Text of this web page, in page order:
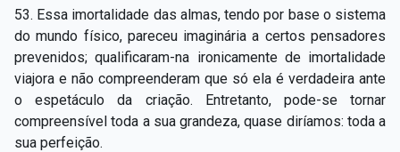
53. Essa imortalidade das almas, tendo por base o sistema
do mundo físico, pareceu imaginária a certos pensadores
prevenidos; qualificaram-na ironicamente de imortalidade
viajora e não compreenderam que só ela é verdadeira ante
o espetáculo da criação. Entretanto, pode-se tornar
compreensível toda a sua grandeza, quase diríamos: toda a
sua perfeição.